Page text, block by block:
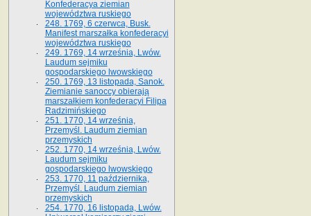
Konfederacya ziemian
województwa ruskiego
248. 1769, 6 czerwca, Busk.
Manifest marszałka konfederacyi
województwa ruskiego
249. 1769, 14 września, Lwów.
Laudum sejmiku
gospodarskiego lwowskiego
250. 1769, 13 listopada, Sanok.
Ziemianie sanoccy obierają
marszałkiem konfederacyi Filipa
Radzimińskiego
251. 1770, 14 września,
Przemyśl. Laudum ziemian
przemyskich
252. 1770, 14 września, Lwów.
Laudum sejmiku
gospodarskiego lwowskiego
253. 1770, 11 października,
Przemyśl. Laudum ziemian
przemyskich
254. 1770, 16 listopada, Lwów.